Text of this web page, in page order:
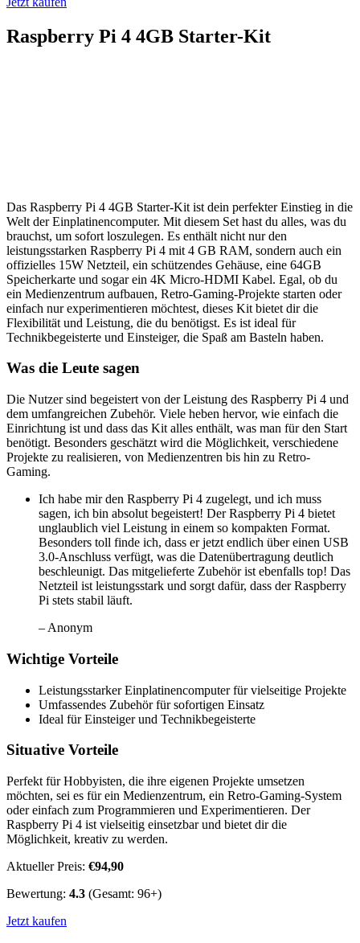
Raspberry Pi 4 4GB Starter-Kit
Das Raspberry Pi 4 4GB Starter-Kit ist dein perfekter Einstieg in die
Welt der Einplatinencomputer. Mit diesem Set hast du alles, was du
brauchst, um sofort loszulegen. Es enthält nicht nur den
leistungsstarken Raspberry Pi 4 mit 4 GB RAM, sondern auch ein
offizielles 15W Netzteil, ein schützendes Gehäuse, eine 64GB
Speicherkarte und sogar ein 4K Micro-HDMI Kabel. Egal, ob du
ein Medienzentrum aufbauen, Retro-Gaming-Projekte starten oder
einfach nur experimentieren möchtest, dieses Kit bietet dir die
Flexibilität und Leistung, die du benötigst. Es ist ideal für
Technikbegeisterte und Einsteiger, die Spaß am Basteln haben.
Was die Leute sagen
Die Nutzer sind begeistert von der Leistung des Raspberry Pi 4 und
dem umfangreichen Zubehör. Viele heben hervor, wie einfach die
Einrichtung ist und dass das Kit alles enthält, was man für den Start
benötigt. Besonders geschätzt wird die Möglichkeit, verschiedene
Projekte zu realisieren, von Medienzentren bis hin zu Retro-
Gaming.
Ich habe mir den Raspberry Pi 4 zugelegt, und ich muss
sagen, ich bin absolut begeistert! Der Raspberry Pi 4 bietet
unglaublich viel Leistung in einem so kompakten Format.
Besonders toll finde ich, dass er jetzt endlich über einen USB
3.0-Anschluss verfügt, was die Datenübertragung deutlich
beschleunigt. Das mitgelieferte Zubehör ist ebenfalls top! Das
Netzteil ist leistungsstark und sorgt dafür, dass der Raspberry
Pi stets stabil läuft.
– Anonym
Wichtige Vorteile
Leistungsstarker Einplatinencomputer für vielseitige Projekte
Umfassendes Zubehör für sofortigen Einsatz
Ideal für Einsteiger und Technikbegeisterte
Situative Vorteile
Perfekt für Hobbyisten, die ihre eigenen Projekte umsetzen
möchten, sei es für ein Medienzentrum, ein Retro-Gaming-System
oder einfach zum Programmieren und Experimentieren. Der
Raspberry Pi 4 ist vielseitig einsetzbar und bietet dir die
Möglichkeit, kreativ zu werden.
Aktueller Preis: €94,90
Bewertung: 4.3 (Gesamt: 96+)
Jetzt kaufen